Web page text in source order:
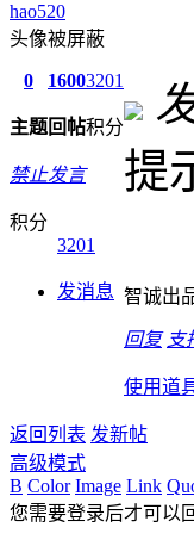
hao520
头像被屏蔽
0
主题
1600
回帖
3201
积分
禁止发言
积分
3201
发消息
提
智诚出
回复 支
使用道
返回列表 发新帖
高级模式
B Color Image Link
您需要登录后才可以